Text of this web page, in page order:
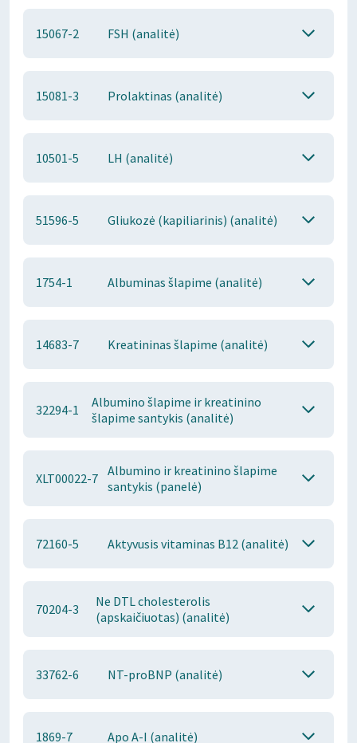
15067-2 FSH (analitė)
15081-3 Prolaktinas (analitė)
10501-5 LH (analitė)
51596-5 Gliukozė (kapiliarinis) (analitė)
1754-1 Albuminas šlapime (analitė)
14683-7 Kreatininas šlapime (analitė)
32294-1
Albumino šlapime ir kreatinino
šlapime santykis (analitė)
XLT00022-7 Albumino ir kreatinino šlapime
santykis (panelė)
72160-5 Aktyvusis vitaminas B12 (analitė)
70204-3
Ne DTL cholesterolis
(apskaičiuotas) (analitė)
33762-6 NT-proBNP (analitė)
1869-7 Apo A-I (analitė)